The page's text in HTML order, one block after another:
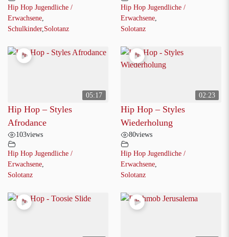
Hip Hop Jugendliche /
Erwachsene
Schulkinder, Solotanz
Hip Hop Jugendliche /
Erwachsene
Solotanz
05:17
Hip Hop – Styles
Afrodance
103views
Hip Hop Jugendliche /
Erwachsene,
Solotanz
02:23
Hip Hop – Styles
Wiederholung
80views
Hip Hop Jugendliche /
Erwachsene,
Solotanz